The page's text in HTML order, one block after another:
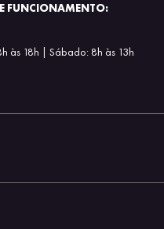
FUNCIONAMENTO:
às 18h | Sábado: 8h às 13h